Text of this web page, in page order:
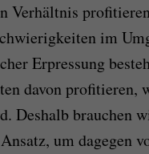
Verhältnis
im
Erpressung
davon profitieren,
Deshalb brauchen
um dagegen